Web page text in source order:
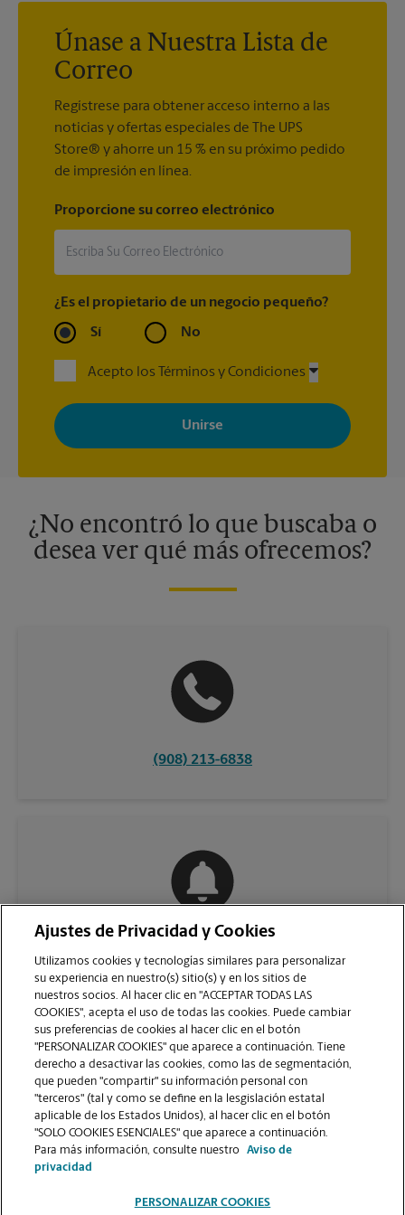
Únase a Nuestra Lista de
Correo
Regístrese para obtener acceso interno a las
noticias y ofertas especiales de The UPS
Store® y ahorre un 15 % en su próximo pedido
de impresión en línea.
Proporcione su correo electrónico
¿Es el propietario de un negocio pequeño?
Sí No
Acepto los Términos y Condiciones
Al registrarse, acepta recibir correos electrónicos de The UPS
Store con noticias, ofertas especiales, promociones y mensajes
adaptados a sus intereses. Puede darse de baja en cualquier
momento. Para más información, consulte nuestra política de
¿No encontró lo que buscaba o
desea ver qué más ofrecemos?
(908) 213-6838
VER LA PÁGINA DE LA TIENDA
Ajustes de Privacidad y Cookies
Utilizamos cookies y tecnologías similares para personalizar
su experiencia en nuestro(s) sitio(s) y en los sitios de
nuestros socios. Al hacer clic en "ACCEPTAR TODAS LAS
COOKIES", acepta el uso de todas las cookies. Puede cambiar
sus preferencias de cookies al hacer clic en el botón
"PERSONALIZAR COOKIES" que aparece a continuación. Tiene
derecho a desactivar las cookies, como las de segmentación,
que pueden "compartir" su información personal con
"terceros" (tal y como se define en la lesgislación estatal
aplicable de los Estados Unidos), al hacer clic en el botón
"SOLO COOKIES ESENCIALES" que aparece a continuación.
Para más información, consulte nuestro
Aviso de
privacidad
PERSONALIZAR COOKIES